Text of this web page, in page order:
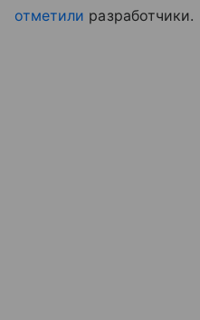
отметили разработчики.